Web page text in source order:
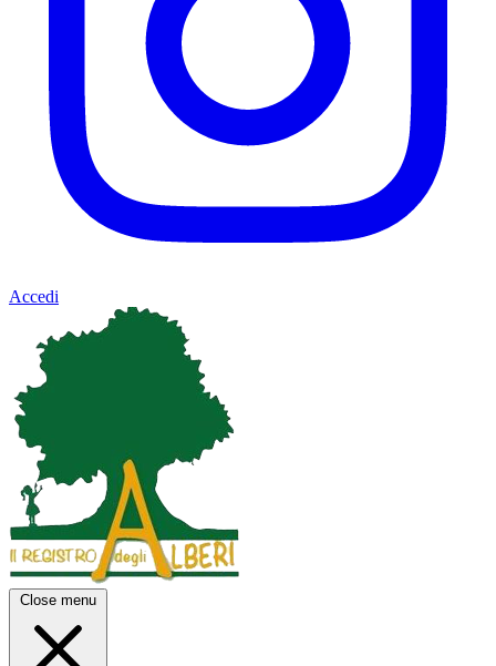
Accedi
Close menu